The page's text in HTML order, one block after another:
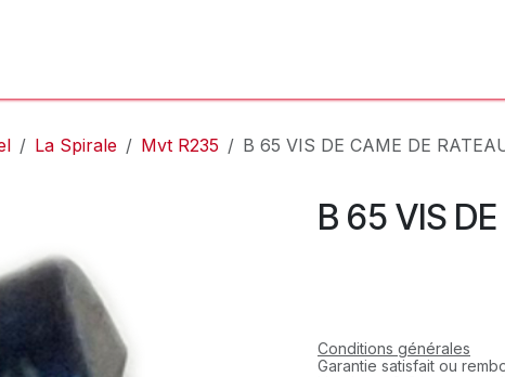
La Spirale Mvt R235 B 65 VIS DE CAME DE
B 65 VIS
Conditions générales
Garantie satisfait ou